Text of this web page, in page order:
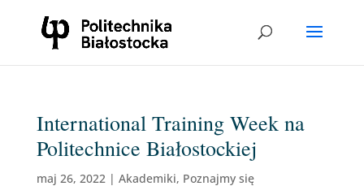
International Training Week na
Politechnice Białostockiej
maj 26, 2022| Akademiki, Poznajmy się